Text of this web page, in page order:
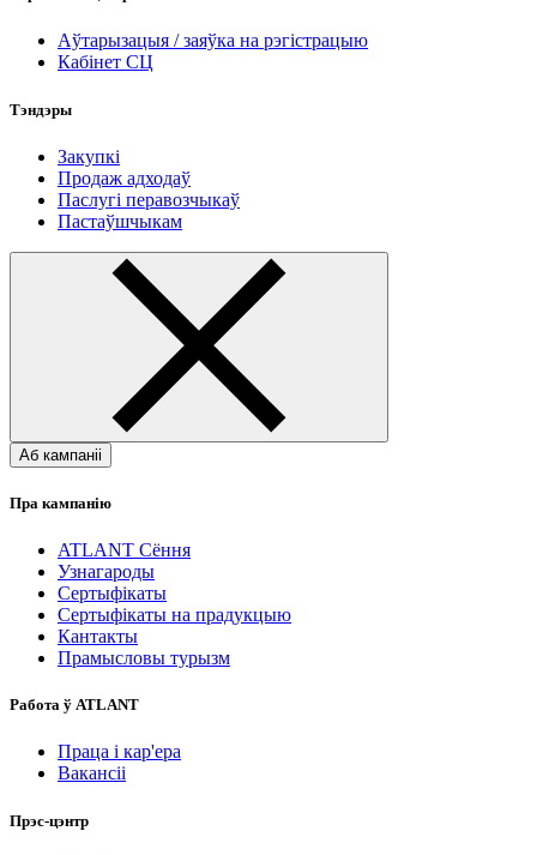
Аўтарызацыя / заяўка на рэгістрацыю
Кабінет СЦ
Тэндэры
Закупкі
Продаж адходаў
Паслугі перавозчыкаў
Пастаўшчыкам
Аб кампаніі
Пра кампанію
ATLANT Сёння
Узнагароды
Сертыфікаты
Сертыфікаты на прадукцыю
Кантакты
Прамысловы турызм
Работа ў ATLANT
Праца і кар'ера
Вакансіі
Прэс-цэнтр